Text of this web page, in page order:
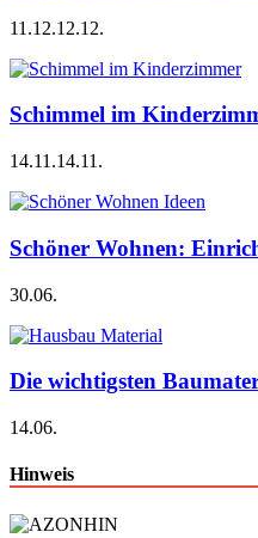
11.12.12.12.
Schimmel im
14.11.14.11.
Schöner Wohnen:
30.06.
Die wichtigsten
14.06.
Hinweis